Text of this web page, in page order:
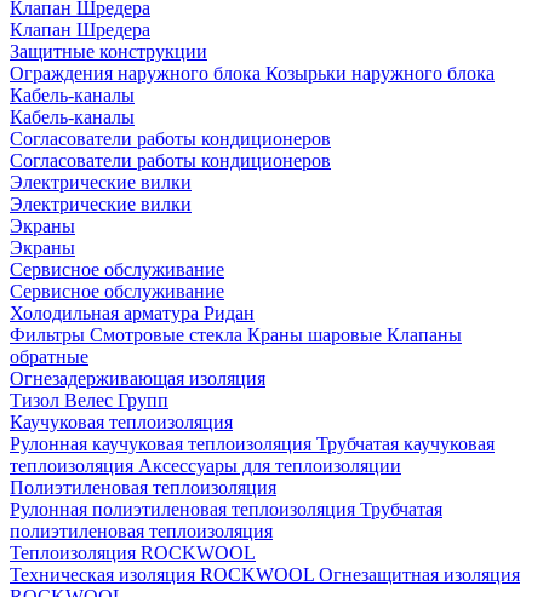
Клапан Шредера
Клапан Шредера
Защитные конструкции
Ограждения наружного блока Козырьки наружного блока
Кабель-каналы
Кабель-каналы
Согласователи работы кондиционеров
Согласователи работы кондиционеров
Электрические вилки
Электрические вилки
Экраны
Экраны
Сервисное обслуживание
Сервисное обслуживание
Холодильная арматура Ридан
Фильтры Смотровые стекла Краны шаровые Клапаны
обратные
Огнезадерживающая изоляция
Тизол Велес Групп
Каучуковая теплоизоляция
Рулонная каучуковая теплоизоляция Трубчатая каучуковая
теплоизоляция Аксессуары для теплоизоляции
Полиэтиленовая теплоизоляция
Рулонная полиэтиленовая теплоизоляция Трубчатая
полиэтиленовая теплоизоляция
Теплоизоляция ROCKWOOL
Техническая изоляция ROCKWOOL Огнезащитная изоляция